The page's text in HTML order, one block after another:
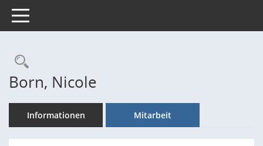
Toggle navigation
Rechercheauswahl
Born, Nicole
Informationen Mitarbeit